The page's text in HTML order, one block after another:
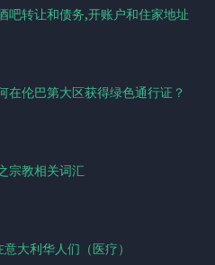
吧转让和债务,开账户和住家地址
在伦巴第大区获得绿色通行证？
宗教相关词汇
大利华人们（医疗）